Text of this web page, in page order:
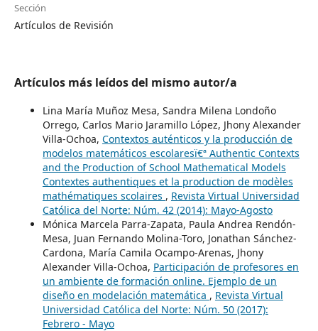
Sección
Artículos de Revisión
Artículos más leídos del mismo autor/a
Lina María Muñoz Mesa, Sandra Milena Londoño
Orrego, Carlos Mario Jaramillo López, Jhony Alexander
Villa-Ochoa, Contextos auténticos y la producción de
modelos matemáticos escolaresï€ª Authentic Contexts
and the Production of School Mathematical Models
Contextes authentiques et la production de modèles
mathématiques scolaires , Revista Virtual Universidad
Católica del Norte: Núm. 42 (2014): Mayo-Agosto
Mónica Marcela Parra-Zapata, Paula Andrea Rendón-
Mesa, Juan Fernando Molina-Toro, Jonathan Sánchez-
Cardona, María Camila Ocampo-Arenas, Jhony
Alexander Villa-Ochoa, Participación de profesores en
un ambiente de formación online. Ejemplo de un
diseño en modelación matemática , Revista Virtual
Universidad Católica del Norte: Núm. 50 (2017):
Febrero - Mayo